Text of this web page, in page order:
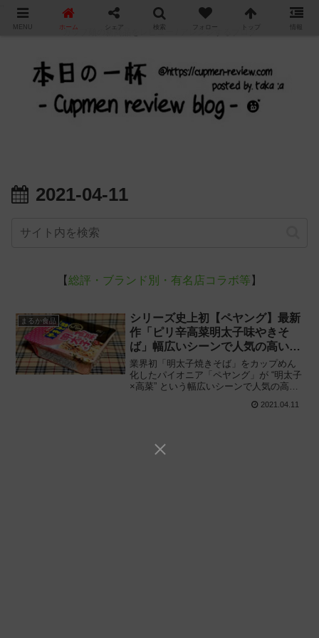
カップ麺の新商品をレビュー / アレンジするブログ
2021-04-11
【総評・ブランド別・有名店コラボ等 】
まるか食品
シリーズ史上初【ペヤング】最新
作「ピリ辛高菜明太子味やきそ
ば」幅広いシーンで人気の高い組
み合わせ実現
業界初「明太子焼きそば」をカップめん
化したパイオニア「ペヤング」が “明太子
×高菜” という幅広いシーンで人気の高い
グ ピリ辛高菜明太子味やきそば」を食べ
2021.04.11
MENU ホーム シェア 検索 フォロー トップ 情報